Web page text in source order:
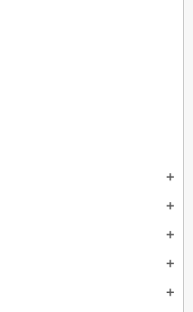
add
add
add
add
add